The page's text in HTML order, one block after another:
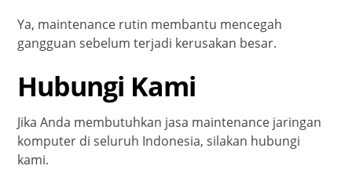
Ya, maintenance rutin membantu mencegah
gangguan sebelum terjadi kerusakan besar.
Hubungi Kami
Jika Anda membutuhkan jasa maintenance jaringan
komputer di seluruh Indonesia, silakan hubungi
kami.